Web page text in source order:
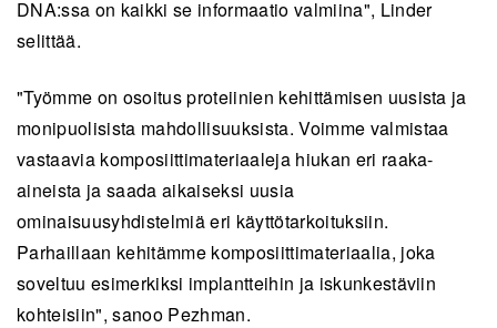
DNA:ssa on kaikki se informaatio valmiina", Linder
selittää.
"Työmme on osoitus proteiinien kehittämisen uusista ja
monipuolisista mahdollisuuksista. Voimme valmistaa
vastaavia komposiittimateriaaleja hiukan eri raaka-
aineista ja saada aikaiseksi uusia
ominaisuusyhdistelmiä eri käyttötarkoituksiin.
Parhaillaan kehitämme komposiittimateriaalia, joka
soveltuu esimerkiksi implantteihin ja iskunkestäviin
kohteisiin", sanoo Pezhman.